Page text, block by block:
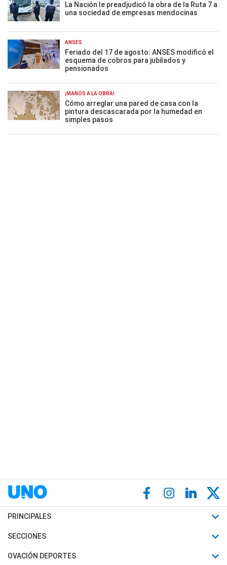
La Nación le preadjudicó la obra de la Ruta 7 a
una sociedad de empresas mendocinas
ANSES
Feriado del 17 de agosto: ANSES modificó el
esquema de cobros para jubilados y
pensionados
¡MANOS A LA OBRA!
Cómo arreglar una pared de casa con la
pintura descascarada por la humedad en
simples pasos
PRINCIPALES
Últimas Noticias
Política
SECCIONES
Horóscopo
OVACIÓN DEPORTES